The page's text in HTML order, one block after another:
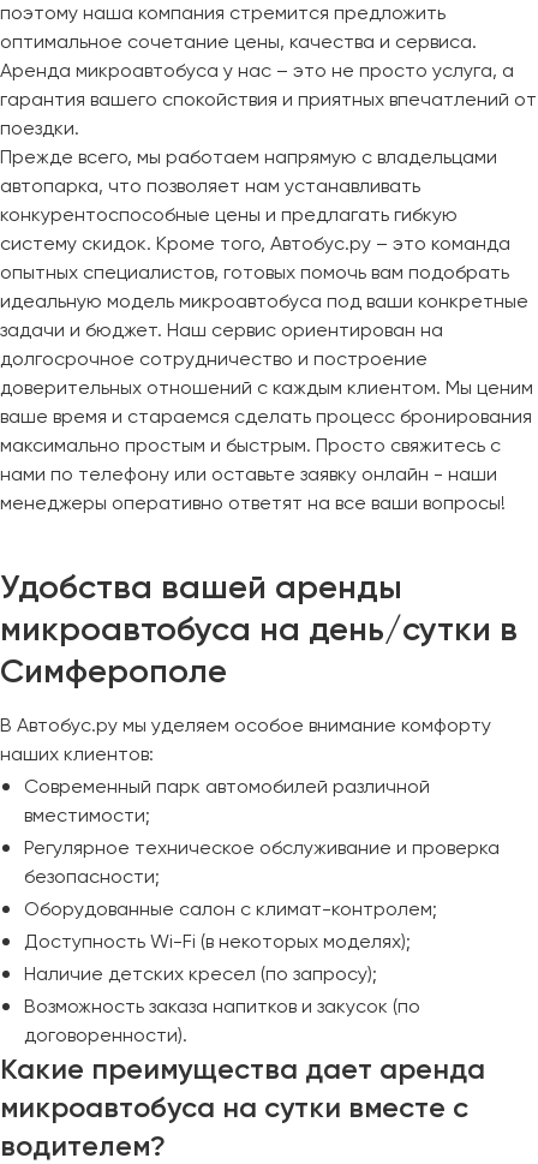
поэтому наша компания стремится предложить
оптимальное сочетание цены, качества и сервиса.
Аренда микроавтобуса у нас – это не просто услуга, а
гарантия вашего спокойствия и приятных впечатлений от
поездки.
Прежде всего, мы работаем напрямую с владельцами
автопарка, что позволяет нам устанавливать
конкурентоспособные цены и предлагать гибкую
систему скидок. Кроме того, Автобус.ру – это команда
опытных специалистов, готовых помочь вам подобрать
идеальную модель микроавтобуса под ваши конкретные
задачи и бюджет. Наш сервис ориентирован на
долгосрочное сотрудничество и построение
доверительных отношений с каждым клиентом. Мы ценим
ваше время и стараемся сделать процесс бронирования
максимально простым и быстрым. Просто свяжитесь с
нами по телефону или оставьте заявку онлайн - наши
менеджеры оперативно ответят на все ваши вопросы!
Удобства вашей аренды
микроавтобуса на день/сутки в
Симферополе
В Автобус.ру мы уделяем особое внимание комфорту
наших клиентов:
Современный парк автомобилей различной
вместимости;
Регулярное техническое обслуживание и проверка
безопасности;
Оборудованные салон с климат-контролем;
Доступность Wi-Fi (в некоторых моделях);
Наличие детских кресел (по запросу);
Возможность заказа напитков и закусок (по
договоренности).
Какие преимущества дает аренда
микроавтобуса на сутки вместе с
водителем?